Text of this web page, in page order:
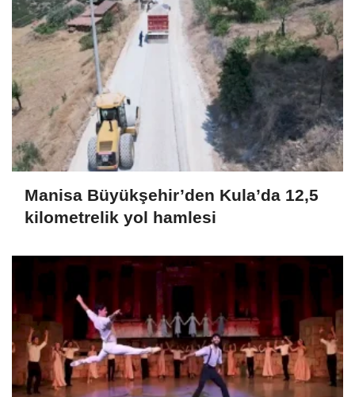
Manisa Büyükşehir’den Kula’da 12,5
kilometrelik yol hamlesi